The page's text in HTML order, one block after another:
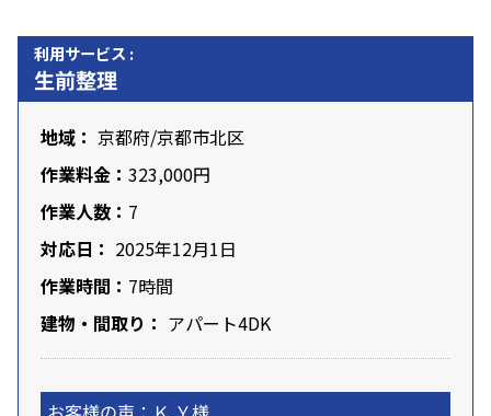
利用サービス :
生前整理
地域： 京都府/京都市北区
作業料金： 323,000円
作業人数： 7
対応日： 2025年12月1日
作業時間： 7時間
建物・間取り： アパート4DK